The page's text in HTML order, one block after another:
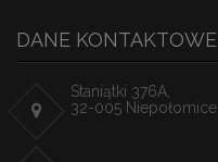
DANE KONTAKTOWE
Staniątki 376A,
32-005 Niepołomice